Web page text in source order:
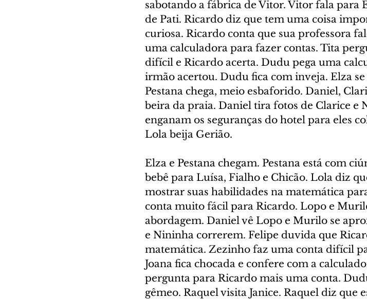
sabotando a fábrica de Vitor. Vitor fala para
de Pati. Ricardo diz que tem uma coisa
curiosa. Ricardo conta que sua professora
uma calculadora para fazer contas. Tita
difícil e Ricardo acerta. Dudu pega uma
irmão acertou. Dudu fica com inveja. Elza
Pestana chega, meio esbaforido. Daniel,
beira da praia. Daniel tira fotos de Clarice
enganam os seguranças do hotel para eles
Lola beija Gerião.
Elza e Pestana chegam. Pestana está com
bebê para Luísa, Fialho e Chicão. Lola diz
mostrar suas habilidades na matemática
conta muito fácil para Ricardo. Lopo e
abordagem. Daniel vê Lopo e Murilo se
e Nininha correrem. Felipe duvida que
matemática. Zezinho faz uma conta difícil
Joana fica chocada e confere com a
pergunta para Ricardo mais uma conta.
gêmeo. Raquel visita Janice. Raquel diz que